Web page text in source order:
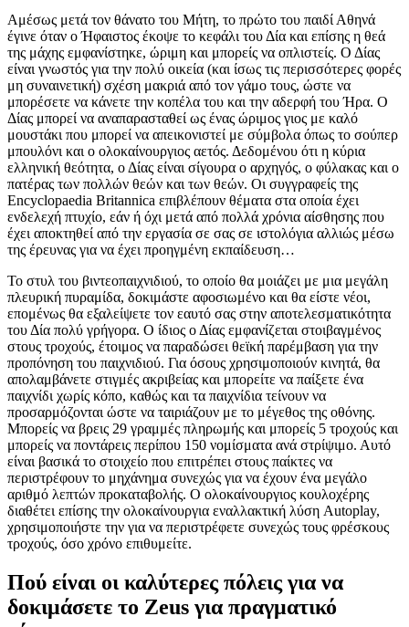
Αμέσως μετά τον θάνατο του Μήτη, το πρώτο του παιδί Αθηνά
έγινε όταν ο Ήφαιστος έκοψε το κεφάλι του Δία και επίσης η θεά
της μάχης εμφανίστηκε, ώριμη και μπορείς να οπλιστείς. Ο Δίας
είναι γνωστός για την πολύ οικεία (και ίσως τις περισσότερες φορές
μη συναινετική) σχέση μακριά από τον γάμο τους, ώστε να
μπορέσετε να κάνετε την κοπέλα του και την αδερφή του Ήρα. Ο
Δίας μπορεί να αναπαρασταθεί ως ένας ώριμος γιος με καλό
μουστάκι που μπορεί να απεικονιστεί με σύμβολα όπως το σούπερ
μπουλόνι και ο ολοκαίνουργιος αετός. Δεδομένου ότι η κύρια
ελληνική θεότητα, ο Δίας είναι σίγουρα ο αρχηγός, ο φύλακας και ο
πατέρας των πολλών θεών και των θεών. Οι συγγραφείς της
Encyclopaedia Britannica επιβλέπουν θέματα στα οποία έχει
ενδελεχή πτυχίο, εάν ή όχι μετά από πολλά χρόνια αίσθησης που
έχει αποκτηθεί από την εργασία σε σας σε ιστολόγια αλλιώς μέσω
της έρευνας για να έχει προηγμένη εκπαίδευση…
Το στυλ του βιντεοπαιχνιδιού, το οποίο θα μοιάζει με μια μεγάλη
πλευρική πυραμίδα, δοκιμάστε αφοσιωμένο και θα είστε νέοι,
επομένως θα εξαλείψετε τον εαυτό σας στην αποτελεσματικότητα
του Δία πολύ γρήγορα. Ο ίδιος ο Δίας εμφανίζεται στοιβαγμένος
στους τροχούς, έτοιμος να παραδώσει θεϊκή παρέμβαση για την
προπόνηση του παιχνιδιού. Για όσους χρησιμοποιούν κινητά, θα
απολαμβάνετε στιγμές ακριβείας και μπορείτε να παίξετε ένα
παιχνίδι χωρίς κόπο, καθώς και τα παιχνίδια τείνουν να
προσαρμόζονται ώστε να ταιριάζουν με το μέγεθος της οθόνης.
Μπορείς να βρεις 29 γραμμές πληρωμής και μπορείς 5 τροχούς και
μπορείς να ποντάρεις περίπου 150 νομίσματα ανά στρίψιμο. Αυτό
είναι βασικά το στοιχείο που επιτρέπει στους παίκτες να
περιστρέφουν το μηχάνημα συνεχώς για να έχουν ένα μεγάλο
αριθμό λεπτών προκαταβολής. Ο ολοκαίνουργιος κουλοχέρης
διαθέτει επίσης την ολοκαίνουργια εναλλακτική λύση Autoplay,
χρησιμοποιήστε την για να περιστρέφετε συνεχώς τους φρέσκους
τροχούς, όσο χρόνο επιθυμείτε.
Πού είναι οι καλύτερες πόλεις για να
δοκιμάσετε το Zeus για πραγματικό